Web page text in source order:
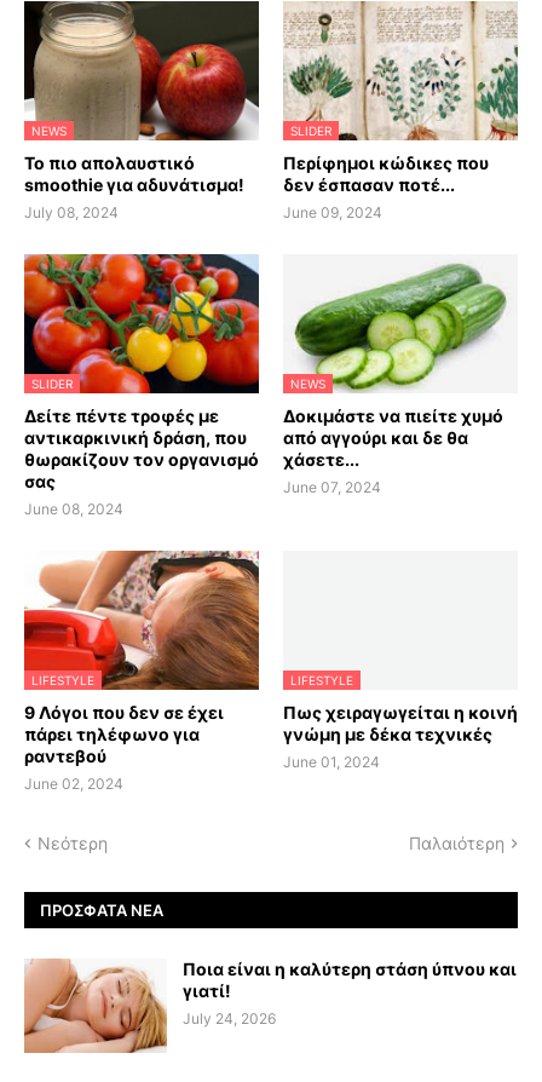
NEWS
Το πιο απολαυστικό
smoothie για αδυνάτισμα!
July 08, 2024
SLIDER
Περίφημοι κώδικες που
δεν έσπασαν ποτέ...
June 09, 2024
SLIDER
Δείτε πέντε τροφές με
αντικαρκινική δράση, που
θωρακίζουν τον οργανισμό
σας
June 08, 2024
NEWS
Δοκιμάστε να πιείτε χυμό
από αγγούρι και δε θα
χάσετε...
June 07, 2024
LIFESTYLE
9 Λόγοι που δεν σε έχει
πάρει τηλέφωνο για
ραντεβού
June 02, 2024
LIFESTYLE
Πως χειραγωγείται η κοινή
γνώμη με δέκα τεχνικές
June 01, 2024
Νεότερη Παλαιότερη
ΠΡΌΣΦΑΤΑ ΝΈΑ
Ποια είναι η καλύτερη στάση ύπνου και
γιατί!
July 24, 2026